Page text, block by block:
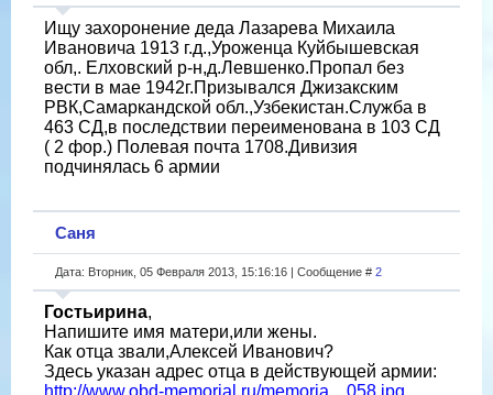
Ищу захоронение деда Лазарева Михаила
Ивановича 1913 г.д.,Уроженца Куйбышевская
обл,. Елховский р-н,д.Левшенко.Пропал без
вести в мае 1942г.Призывался Джизакским
РВК,Самаркандской обл.,Узбекистан.Служба в
463 СД,в последствии переименована в 103 СД
( 2 фор.) Полевая почта 1708.Дивизия
подчинялась 6 армии
Саня
Дата: Вторник, 05 Февраля 2013, 15:16:16 | Сообщение # 2
Гостьирина,
Напишите имя матери,или жены.
Как отца звали,Алексей Иванович?
Здесь указан адрес отца в действующей армии:
http://www.obd-memorial.ru/memoria....058.jpg